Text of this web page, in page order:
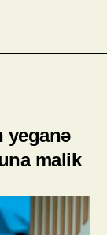
yeganə
malik